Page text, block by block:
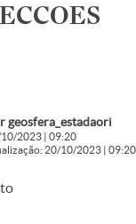
geosfera_estadaori
2023 | 09:20
20/10/2023 | 09:20